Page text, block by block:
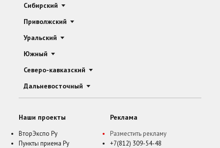
Сибирский
Приволжский
Уральский
Южный
Северо-кавказский
Дальневосточный
Наши проекты
ВторЭкспо Ру
Пункты приема Ру
Реклама
Разместить рекламу
+7(812) 309-54-48